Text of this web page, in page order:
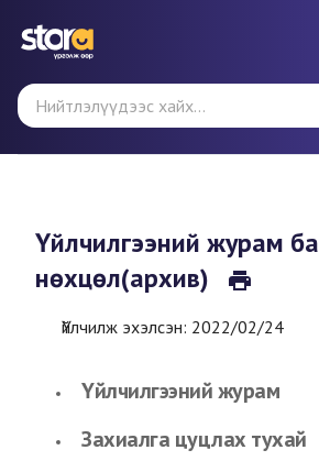
Үйлчилгээний журам ба
нөхцөл(архив)
Үйлчилж эхэлсэн: 2022/02/24
Үйлчилгээний журам
Захиалга цуцлах тухай